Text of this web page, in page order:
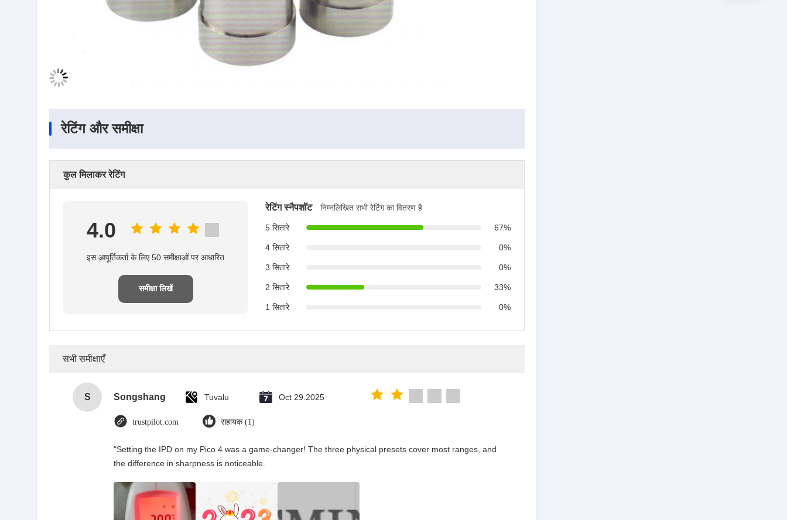
रेटिंग और समीक्षा
कुल मिलाकर रेटिंग
4.0
इस आपूर्तिकर्ता के लिए 50 समीक्षाओं पर आधारित
समीक्षा लिखें
रेटिंग स्नैपशॉट निम्नलिखित सभी रेटिंग का वितरण है
5 सितारे 67%
4 सितारे 0%
3 सितारे 0%
2 सितारे 33%
1 सितारे 0%
सभी समीक्षाएँ
S Songshang Tuvalu Oct 29.2025
trustpilot.com सहायक (1)
"Setting the IPD on my Pico 4 was a game-changer! The three physical presets cover most ranges, and
the difference in sharpness is noticeable.